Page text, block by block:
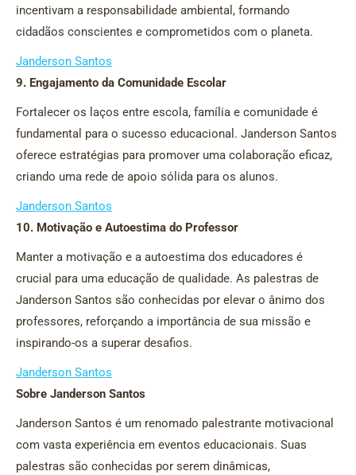
incentivam a responsabilidade ambiental, formando
cidadãos conscientes e comprometidos com o planeta.
Janderson Santos
9. Engajamento da Comunidade Escolar
Fortalecer os laços entre escola, família e comunidade é
fundamental para o sucesso educacional. Janderson Santos
oferece estratégias para promover uma colaboração eficaz,
criando uma rede de apoio sólida para os alunos.
Janderson Santos
10. Motivação e Autoestima do Professor
Manter a motivação e a autoestima dos educadores é
crucial para uma educação de qualidade. As palestras de
Janderson Santos são conhecidas por elevar o ânimo dos
professores, reforçando a importância de sua missão e
inspirando-os a superar desafios.
Janderson Santos
Sobre Janderson Santos
Janderson Santos é um renomado palestrante motivacional
com vasta experiência em eventos educacionais. Suas
palestras são conhecidas por serem dinâmicas,